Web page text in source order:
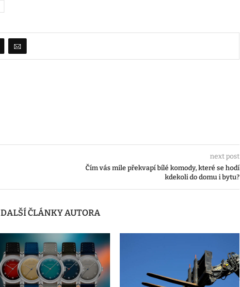
next post
Čím vás mile překvapí bílé komody, které se hodí
kdekoli do domu i bytu?
DALŠÍ ČLÁNKY AUTORA